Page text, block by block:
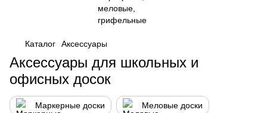
Каталог Аксессуары
Аксессуары для школьных и
офисных досок
Маркерные доски Меловые доски